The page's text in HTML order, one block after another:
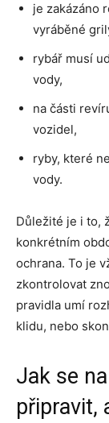
je zakázáno
vyráběné
rybář musí
vody,
na části
vozidel,
ryby, které
vody.
Důležité je i to,
konkrétním
ochrana. To je
zkontrolovat
pravidla umí
klidu, nebo
Jak se
připravit,